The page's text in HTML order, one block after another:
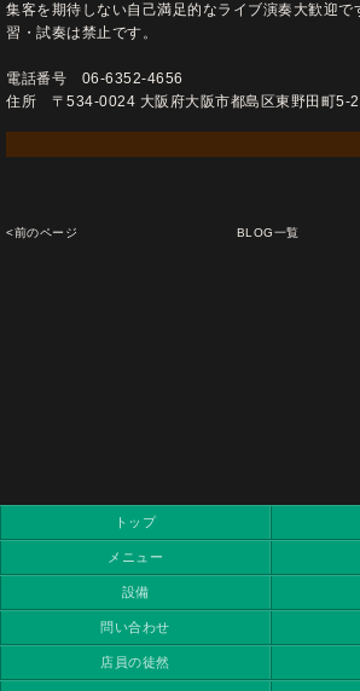
集客を期待しない自己満足的なライブ演奏大歓迎で
習・試奏は禁止です。
電話番号 06-6352-4656
住所 〒534-0024 大阪府大阪市都島区東野田町5-
<前のページ BLOG一覧
トップ
メニュー
設備
問い合わせ
店員の徒然